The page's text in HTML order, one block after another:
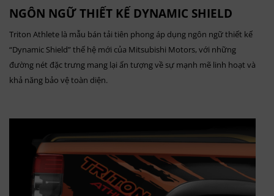
NGÔN NGỮ THIẾT KẾ DYNAMIC SHIELD
Triton Athlete là mẫu bán tải tiên phong áp dụng ngôn ngữ thiết kế
“Dynamic Shield” thế hệ mới của Mitsubishi Motors, với những
đường nét đặc trưng mang lại ấn tượng về sự mạnh mẽ linh hoạt và
khả năng bảo vệ toàn diện.